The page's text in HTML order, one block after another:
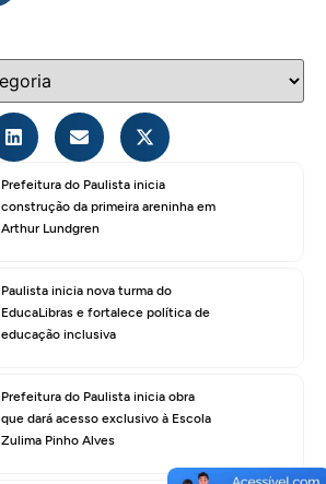
Prefeitura do Paulista inicia
construção da primeira areninha em
Arthur Lundgren
Paulista inicia nova turma do
EducaLibras e fortalece política de
educação inclusiva
Prefeitura do Paulista inicia obra
que dará acesso exclusivo à Escola
Zulima Pinho Alves